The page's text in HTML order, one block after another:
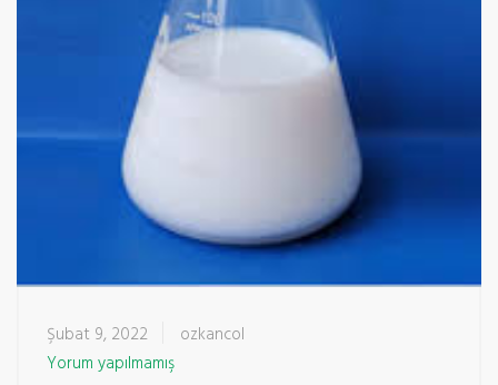
Şubat 9, 2022
ozkancol
Yorum yapılmamış